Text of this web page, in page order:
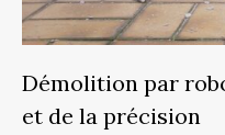
Démolition par
et de la précision